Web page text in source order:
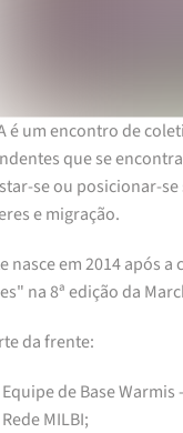
é um encontro de
que se
se ou posicionar-
e migração.
nasce em 2014 após
na8ª edição da
da frente:
Equipe de Base
Rede MILBI;